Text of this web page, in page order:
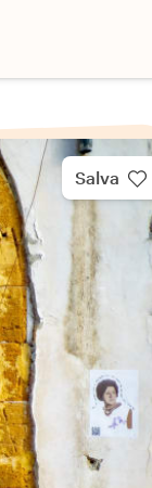
Salva